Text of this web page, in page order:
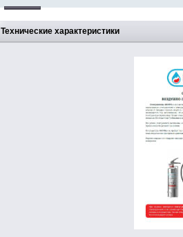
Технические характеристики